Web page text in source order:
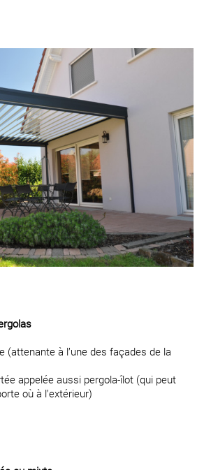
(attenante à l’une des façades de la
appelée aussi pergola-îlot (qui peut
où à l’extérieur)